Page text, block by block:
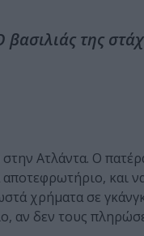
της
Ατλάντα. Ο
και
χρήματα σε
αν δεν τους